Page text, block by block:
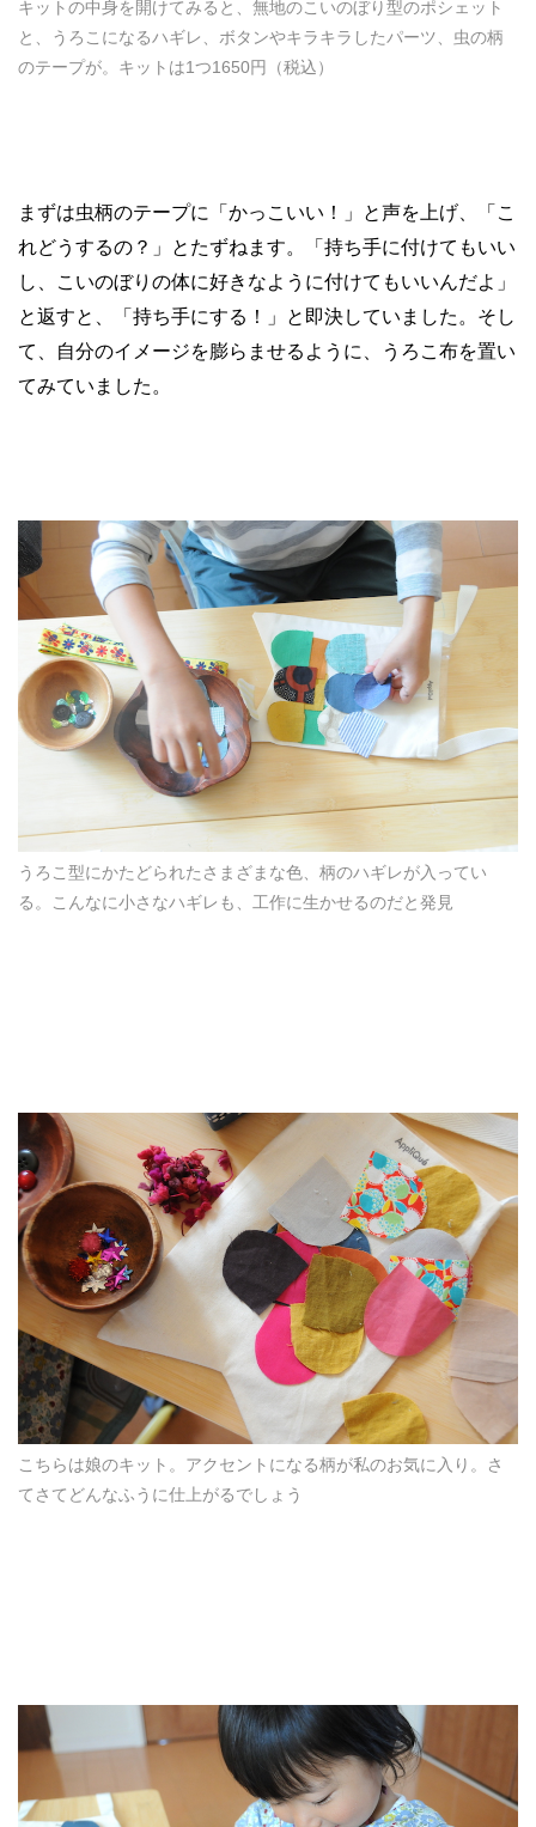
キットの中身を開けてみると、無地のこいのぼり型のポシェット
と、うろこになるハギレ、ボタンやキラキラしたパーツ、虫の柄
のテープが。キットは1つ1650円（税込）
まずは虫柄のテープに「かっこいい！」と声を上げ、「こ
れどうするの？」とたずねます。「持ち手に付けてもいい
し、こいのぼりの体に好きなように付けてもいいんだよ」
と返すと、「持ち手にする！」と即決していました。そし
て、自分のイメージを膨らませるように、うろこ布を置い
てみていました。
うろこ型にかたどられたさまざまな色、柄のハギレが入ってい
る。こんなに小さなハギレも、工作に生かせるのだと発見
こちらは娘のキット。アクセントになる柄が私のお気に入り。さ
てさてどんなふうに仕上がるでしょう